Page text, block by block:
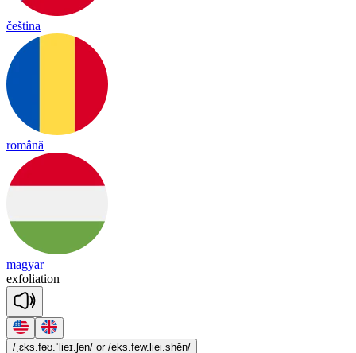
čeština
română
magyar
exfoliation
/ˌɛks.fəʊ.ˈlieɪ.ʃən/ or /eks.few.liei.shēn/